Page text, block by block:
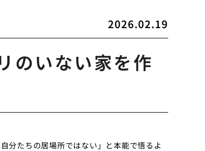
2026.02.19
のいない家を作
分たちの居場所ではない」と本能で悟るよ